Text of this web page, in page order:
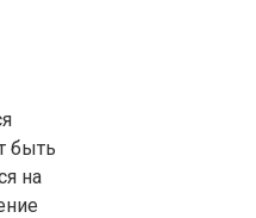
быть
на